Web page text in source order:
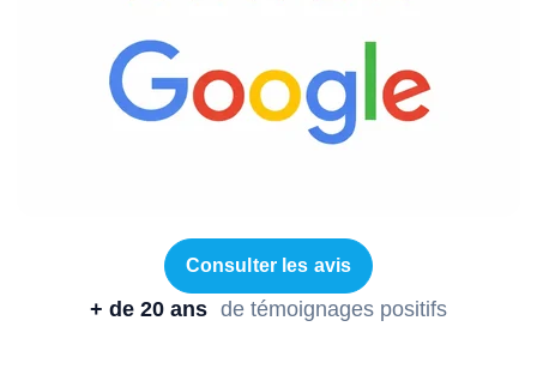
Consulter les avis
+ de 20 ans de témoignages positifs